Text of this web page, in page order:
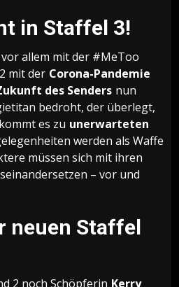
in Staffel 3!
allem mit der #MeToo
mit der Corona-Pandemie
des Senders nun
bedroht, der überlegt,
es zu unerwarteten
werden als Waffe
müssen sich mit ihren
– vor und
neuen Staffel
2 noch Schöpferin Kerry